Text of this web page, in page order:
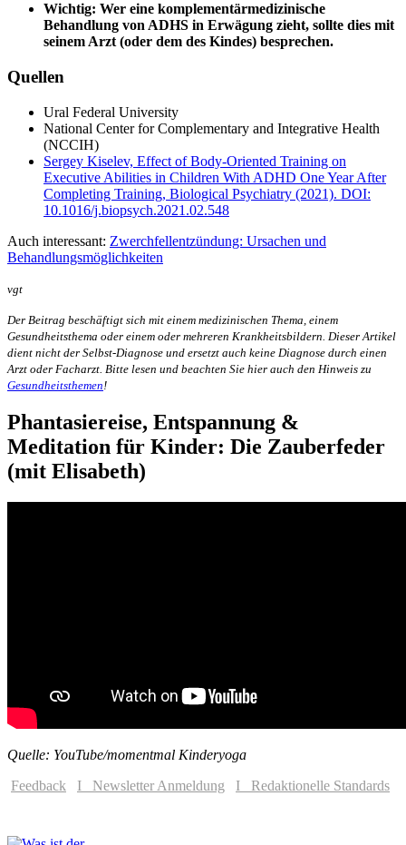
Wichtig: Wer eine komplementärmedizinische
Behandlung von ADHS in Erwägung zieht, sollte dies mit
seinem Arzt (oder dem des Kindes) besprechen.
Quellen
Ural Federal University
National Center for Complementary and Integrative Health
(NCCIH)
Sergey Kiselev, Effect of Body-Oriented Training on
Executive Abilities in Children With ADHD One Year After
Completing Training, Biological Psychiatry (2021). DOI:
10.1016/j.biopsych.2021.02.548
Auch interessant: Zwerchfellentzündung: Ursachen und
Behandlungsmöglichkeiten
vgt
Der Beitrag beschäftigt sich mit einem medizinischen Thema, einem
Gesundheitsthema oder einem oder mehreren Krankheitsbildern. Dieser Artikel
dient nicht der Selbst-Diagnose und ersetzt auch keine Diagnose durch einen
Arzt oder Facharzt. Bitte lesen und beachten Sie hier auch den Hinweis zu
Gesundheitsthemen!
Phantasiereise, Entspannung &
Meditation für Kinder: Die Zauberfeder
(mit Elisabeth)
Quelle: YouTube/momentmal Kinderyoga
Feedback
I Newsletter Anmeldung I Redaktionelle Standards